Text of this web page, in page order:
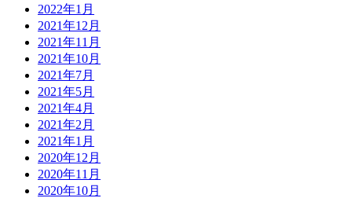
2022年1月
2021年12月
2021年11月
2021年10月
2021年7月
2021年5月
2021年4月
2021年2月
2021年1月
2020年12月
2020年11月
2020年10月